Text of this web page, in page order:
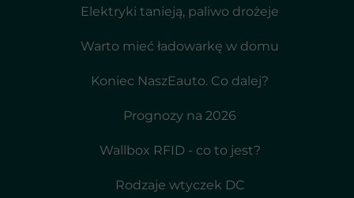
Elektryki tanieją, paliwo drożeje
Warto mieć ładowarkę w domu
Koniec NaszEauto. Co dalej?
Prognozy na 2026
Wallbox RFID - co to jest?
Rodzaje wtyczek DC